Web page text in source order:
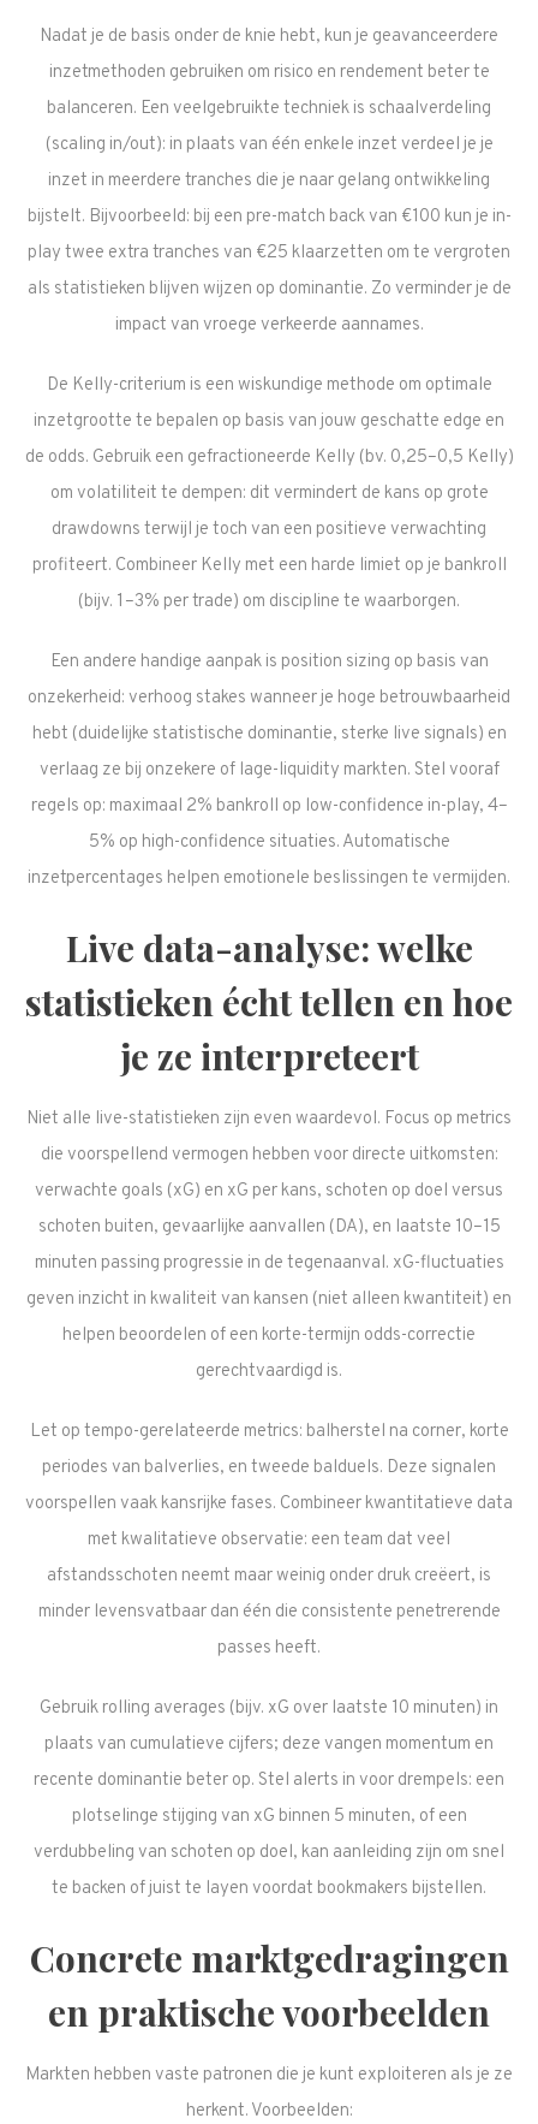
Nadat je de basis onder de knie hebt, kun je geavanceerdere
inzetmethoden gebruiken om risico en rendement beter te
balanceren. Een veelgebruikte techniek is schaalverdeling
(scaling in/out): in plaats van één enkele inzet verdeel je je
inzet in meerdere tranches die je naar gelang ontwikkeling
bijstelt. Bijvoorbeeld: bij een pre-match back van €100 kun je in-
play twee extra tranches van €25 klaarzetten om te vergroten
als statistieken blijven wijzen op dominantie. Zo verminder je de
impact van vroege verkeerde aannames.
De Kelly-criterium is een wiskundige methode om optimale
inzetgrootte te bepalen op basis van jouw geschatte edge en
de odds. Gebruik een gefractioneerde Kelly (bv. 0,25–0,5 Kelly)
om volatiliteit te dempen: dit vermindert de kans op grote
drawdowns terwijl je toch van een positieve verwachting
profiteert. Combineer Kelly met een harde limiet op je bankroll
(bijv. 1–3% per trade) om discipline te waarborgen.
Een andere handige aanpak is position sizing op basis van
onzekerheid: verhoog stakes wanneer je hoge betrouwbaarheid
hebt (duidelijke statistische dominantie, sterke live signals) en
verlaag ze bij onzekere of lage-liquidity markten. Stel vooraf
regels op: maximaal 2% bankroll op low-confidence in-play, 4–
5% op high-confidence situaties. Automatische
inzetpercentages helpen emotionele beslissingen te vermijden.
Live data-analyse: welke
statistieken écht tellen en hoe
je ze interpreteert
Niet alle live-statistieken zijn even waardevol. Focus op metrics
die voorspellend vermogen hebben voor directe uitkomsten:
verwachte goals (xG) en xG per kans, schoten op doel versus
schoten buiten, gevaarlijke aanvallen (DA), en laatste 10–15
minuten passing progressie in de tegenaanval. xG-fluctuaties
geven inzicht in kwaliteit van kansen (niet alleen kwantiteit) en
helpen beoordelen of een korte-termijn odds-correctie
gerechtvaardigd is.
Let op tempo-gerelateerde metrics: balherstel na corner, korte
periodes van balverlies, en tweede balduels. Deze signalen
voorspellen vaak kansrijke fases. Combineer kwantitatieve data
met kwalitatieve observatie: een team dat veel
afstandsschoten neemt maar weinig onder druk creëert, is
minder levensvatbaar dan één die consistente penetrerende
passes heeft.
Gebruik rolling averages (bijv. xG over laatste 10 minuten) in
plaats van cumulatieve cijfers; deze vangen momentum en
recente dominantie beter op. Stel alerts in voor drempels: een
plotselinge stijging van xG binnen 5 minuten, of een
verdubbeling van schoten op doel, kan aanleiding zijn om snel
te backen of juist te layen voordat bookmakers bijstellen.
Concrete marktgedragingen
en praktische voorbeelden
Markten hebben vaste patronen die je kunt exploiteren als je ze
herkent. Voorbeelden: